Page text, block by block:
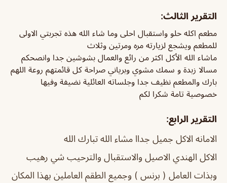
التقرير الثالث:
مطعم اكله حلو واستقبال احلى وما شاء الله هذه تجربتي الاولى
للمطعم ويشجع لزيارته مره ومرتين وثلاث
ماشاء الله الأكل اكثر من رائع والعمال بشوشين جدا وانصحكم
مسالا زبدة و سمك مشوي وبرياني صراحة كل قائمتهم روعة اللهم
بارك والمطعم نظيف جدا وجلساته العائلية نضيفة وفيها
خصوصية تامة شكرا لكم
التقرير الرابع:
الامانه الاكل جميل جداا مشاء الله تبارك الله
الاكل الهندي الاصيل والاستقبال والترحيب شي رهيب
وبذات العامل ( برنس ) وجميع الطقم العاملين بهذا المكان